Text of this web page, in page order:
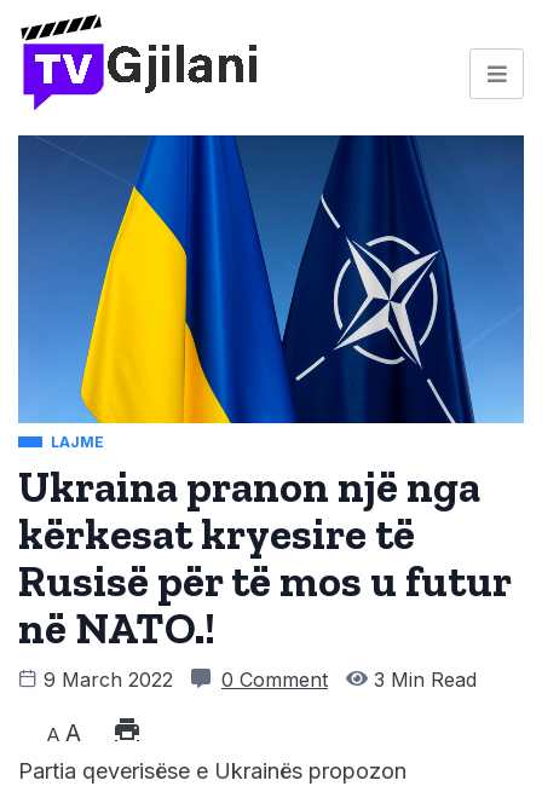
LAJME
Ukraina pranon një nga
kërkesat kryesire të
Rusisë për të mos u futur
në NATO.!
9 March 2022 0 Comment 3 Min Read
A A
Partia qeverisëse e Ukrainës propozon